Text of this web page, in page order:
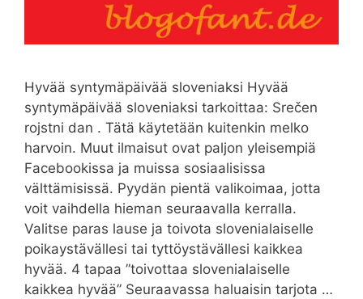
Hyvää syntymäpäivää sloveniaksi Hyvää
syntymäpäivää sloveniaksi tarkoittaa: Srečen
rojstni dan . Tätä käytetään kuitenkin melko
harvoin. Muut ilmaisut ovat paljon yleisempiä
Facebookissa ja muissa sosiaalisissa
välttämisissä. Pyydän pientä valikoimaa, jotta
voit vaihdella hieman seuraavalla kerralla.
Valitse paras lause ja toivota slovenialaiselle
poikaystävällesi tai tyttöystävällesi kaikkea
hyvää. 4 tapaa ”toivottaa slovenialaiselle
kaikkea hyvää” Seuraavassa haluaisin tarjota …